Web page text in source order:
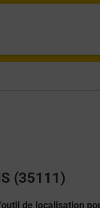
(35111)
de localisation